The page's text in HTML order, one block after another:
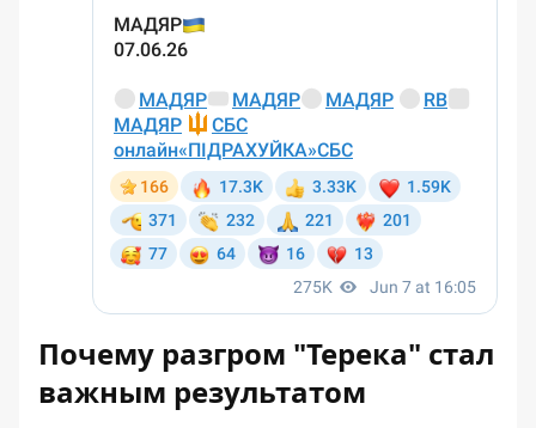
Почему разгром "Терека" стал
важным результатом